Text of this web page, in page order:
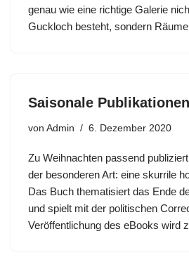
genau wie eine richtige Galerie
Guckloch besteht, sondern
Saisonale Publikationen
von Admin 6. Dezember 2020
Zu Weihnachten passend
der besonderen Art: eine skurrile
Das Buch thematisiert das Ende
und spielt mit der politischen
Veröffentlichung des eBooks wird